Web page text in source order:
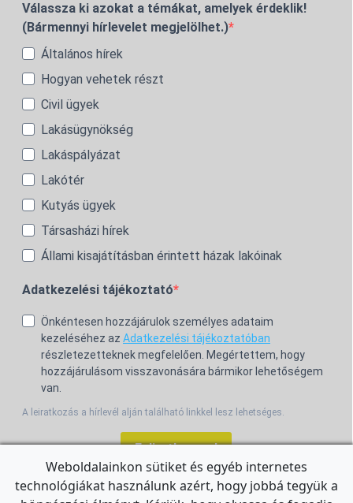
Válassza ki azokat a témákat, amelyek érdeklik!
(Bármennyi hírlevelet megjelölhet.)
Általános hírek
Hogyan vehetek részt
Civil ügyek
Lakásügynökség
Lakáspályázat
Lakótér
Kutyás ügyek
Társasházi hírek
Állami kisajátításban érintett házak lakóinak
Adatkezelési tájékoztató
Önkéntesen hozzájárulok személyes adataim
kezeléséhez az Adatkezelési tájékoztatóban
részletezetteknek megfelelően. Megértettem, hogy
hozzájárulásom visszavonására bármikor lehetőségem
van.
A leiratkozás a hírlevél alján található linkkel lesz lehetséges.
Feliratkozom!
Weboldalainkon sütiket és egyéb internetes
technológiákat használunk azért, hogy jobbá tegyük a